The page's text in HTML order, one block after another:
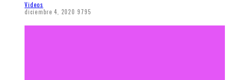
Videos
diciembre 4, 2020 9795